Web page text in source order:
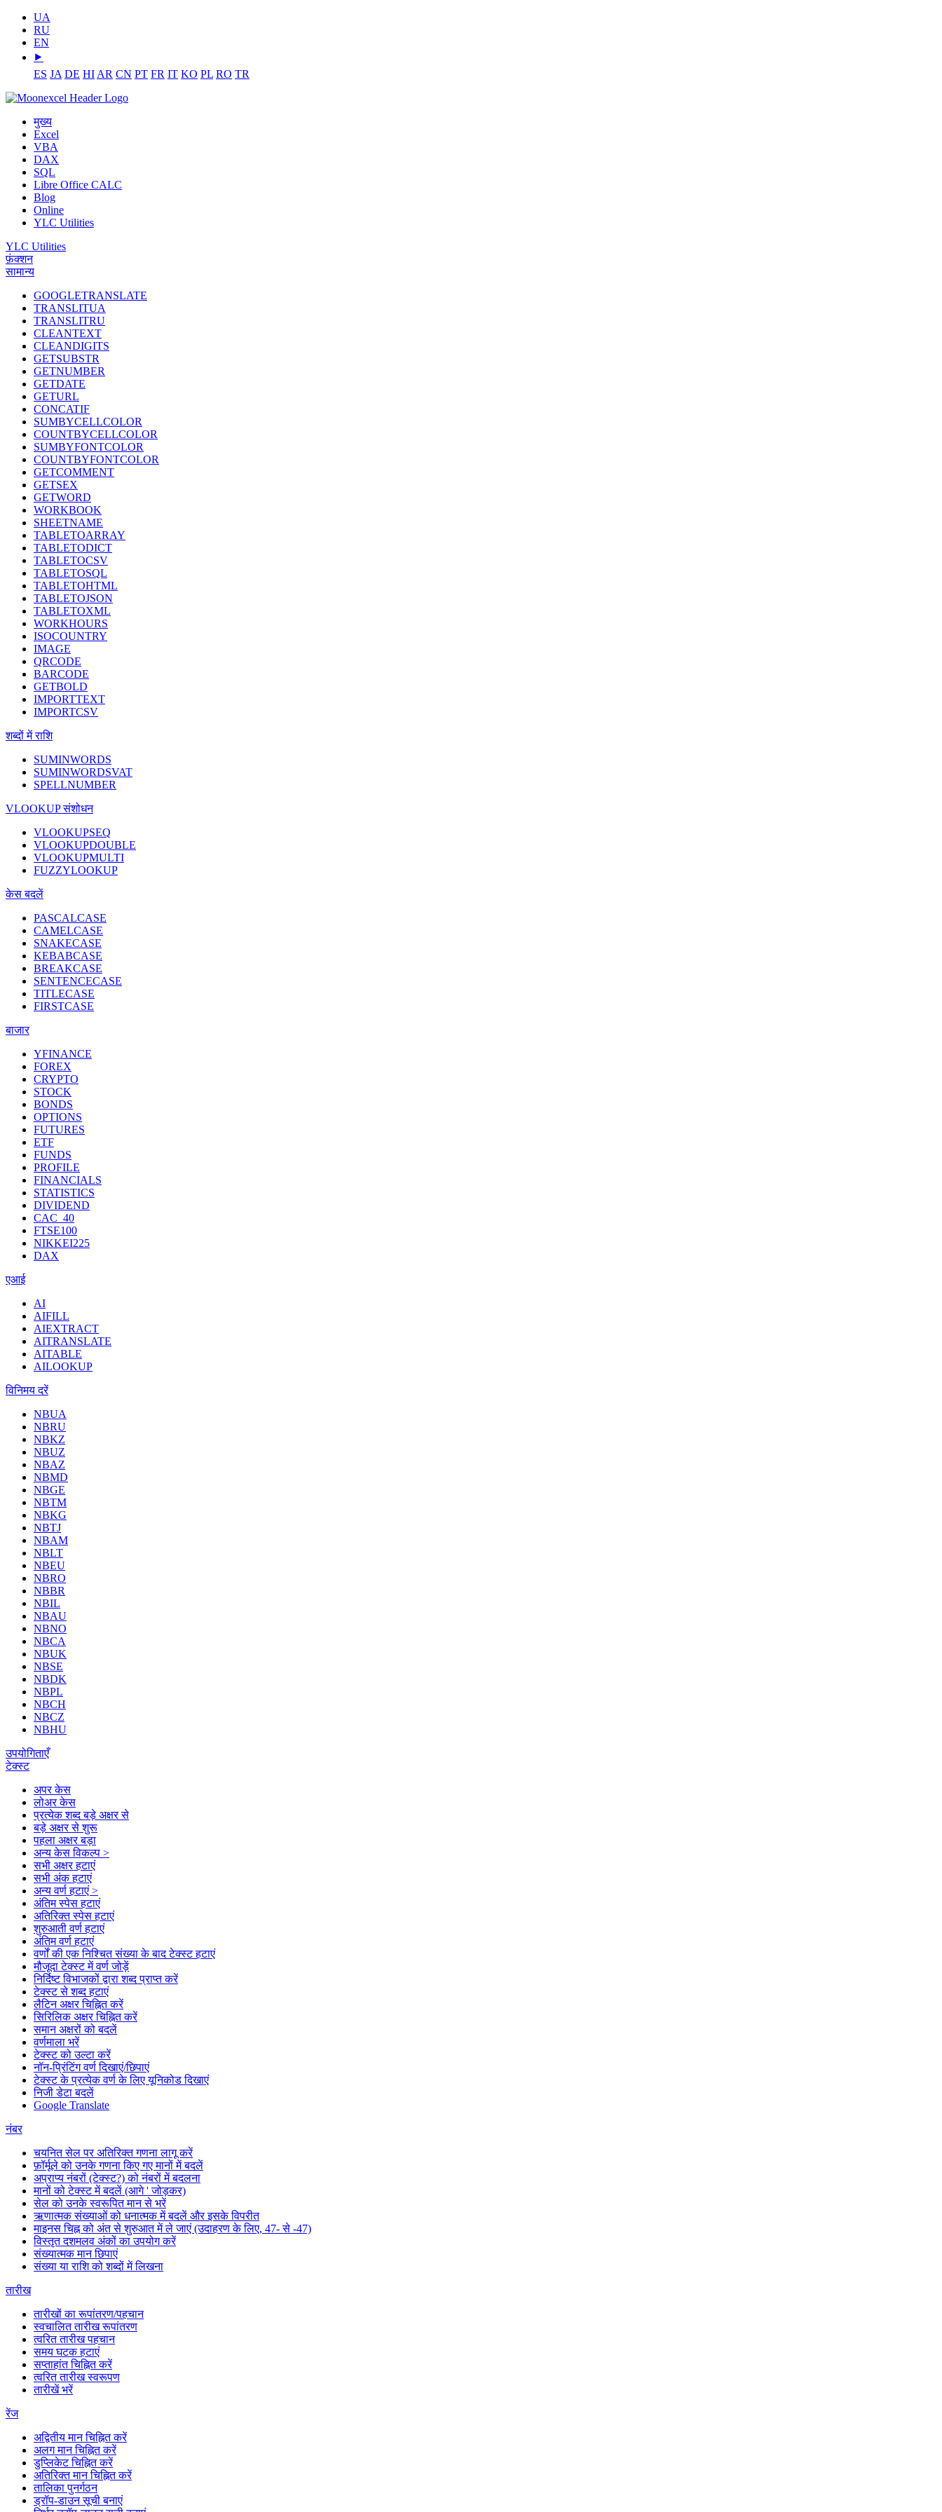
UA
RU
EN
⯈
ES JA DE HI AR CN PT FR IT KO PL RO TR
मुख्य
Excel
VBA
DAX
SQL
Libre Office CALC
Blog
Online
YLC Utilities
YLC Utilities
फ़ंक्शन
सामान्य
GOOGLETRANSLATE
TRANSLITUA
TRANSLITRU
CLEANTEXT
CLEANDIGITS
GETSUBSTR
GETNUMBER
GETDATE
GETURL
CONCATIF
SUMBYCELLCOLOR
COUNTBYCELLCOLOR
SUMBYFONTCOLOR
COUNTBYFONTCOLOR
GETCOMMENT
GETSEX
GETWORD
WORKBOOK
SHEETNAME
TABLETOARRAY
TABLETODICT
TABLETOCSV
TABLETOSQL
TABLETOHTML
TABLETOJSON
TABLETOXML
WORKHOURS
ISOCOUNTRY
IMAGE
QRCODE
BARCODE
GETBOLD
IMPORTTEXT
IMPORTCSV
शब्दों में राशि
SUMINWORDS
SUMINWORDSVAT
SPELLNUMBER
VLOOKUP संशोधन
VLOOKUPSEQ
VLOOKUPDOUBLE
VLOOKUPMULTI
FUZZYLOOKUP
केस बदलें
PASCALCASE
CAMELCASE
SNAKECASE
KEBABCASE
BREAKCASE
SENTENCECASE
TITLECASE
FIRSTCASE
बाजार
YFINANCE
FOREX
CRYPTO
STOCK
BONDS
OPTIONS
FUTURES
ETF
FUNDS
PROFILE
FINANCIALS
STATISTICS
DIVIDEND
CAC_40
FTSE100
NIKKEI225
DAX
एआई
AI
AIFILL
AIEXTRACT
AITRANSLATE
AITABLE
AILOOKUP
विनिमय दरें
NBUA
NBRU
NBKZ
NBUZ
NBAZ
NBMD
NBGE
NBTM
NBKG
NBTJ
NBAM
NBLT
NBEU
NBRO
NBBR
NBIL
NBAU
NBNO
NBCA
NBUK
NBSE
NBDK
NBPL
NBCH
NBCZ
NBHU
उपयोगिताएँ
टेक्स्ट
अपर केस
लोअर केस
प्रत्येक शब्द बड़े अक्षर से
बड़े अक्षर से शुरू
पहला अक्षर बड़ा
अन्य केस विकल्प >
सभी अक्षर हटाएं
सभी अंक हटाएं
अन्य वर्ण हटाएं >
अंतिम स्पेस हटाएं
अतिरिक्त स्पेस हटाएं
शुरुआती वर्ण हटाएं
अंतिम वर्ण हटाएं
वर्णों की एक निश्चित संख्या के बाद टेक्स्ट हटाएं
मौजूदा टेक्स्ट में वर्ण जोड़ें
निर्दिष्ट विभाजकों द्वारा शब्द प्राप्त करें
टेक्स्ट से शब्द हटाएं
लैटिन अक्षर चिह्नित करें
सिरिलिक अक्षर चिह्नित करें
समान अक्षरों को बदलें
वर्णमाला भरें
टेक्स्ट को उल्टा करें
नॉन-प्रिंटिंग वर्ण दिखाएं/छिपाएं
टेक्स्ट के प्रत्येक वर्ण के लिए यूनिकोड दिखाएं
निजी डेटा बदलें
Google Translate
नंबर
चयनित सेल पर अतिरिक्त गणना लागू करें
फ़ॉर्मूले को उनके गणना किए गए मानों में बदलें
अप्राप्य नंबरों (टेक्स्ट?) को नंबरों में बदलना
मानों को टेक्स्ट में बदलें (आगे ' जोड़कर)
सेल को उनके स्वरूपित मान से भरें
ऋणात्मक संख्याओं को धनात्मक में बदलें और इसके विपरीत
माइनस चिह्न को अंत से शुरुआत में ले जाएं (उदाहरण के लिए, 47- से -47)
विस्तृत दशमलव अंकों का उपयोग करें
संख्यात्मक मान छिपाएं
संख्या या राशि को शब्दों में लिखना
तारीख
तारीखों का रूपांतरण/पहचान
स्वचालित तारीख रूपांतरण
त्वरित तारीख पहचान
समय घटक हटाएं
सप्ताहांत चिह्नित करें
त्वरित तारीख स्वरूपण
तारीखें भरें
रेंज
अद्वितीय मान चिह्नित करें
अलग मान चिह्नित करें
डुप्लिकेट चिह्नित करें
अतिरिक्त मान चिह्नित करें
तालिका पुनर्गठन
ड्रॉप-डाउन सूची बनाएं